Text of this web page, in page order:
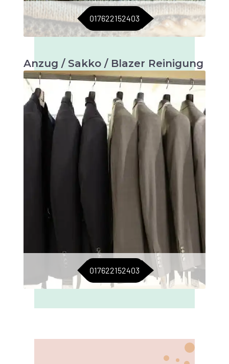
017622152403
Anzug / Sakko / Blazer Reinigung
Maßgeschneiderte Pflege für Anzüge, Sakkos
und Blazer. Für einen stets eleganten Auftritt.
017622152403